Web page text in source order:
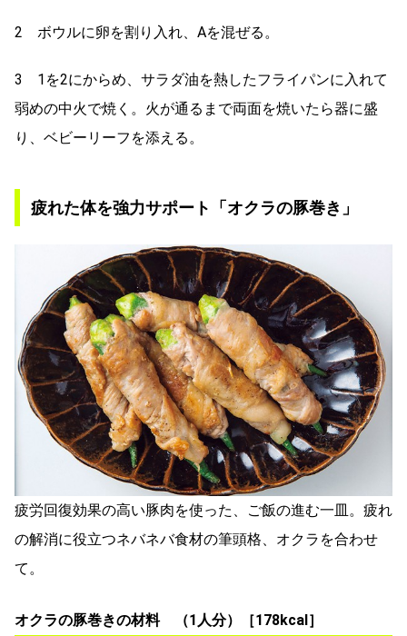
2 ボウルに卵を割り入れ、Aを混ぜる。
3 1を2にからめ、サラダ油を熱したフライパンに入れて
弱めの中火で焼く。火が通るまで両面を焼いたら器に盛
り、ベビーリーフを添える。
疲れた体を強力サポート「オクラの豚巻き」
疲労回復効果の高い豚肉を使った、ご飯の進む一皿。疲れ
の解消に役立つネバネバ食材の筆頭格、オクラを合わせ
て。
オクラの豚巻きの材料 （1人分）［178kcal］